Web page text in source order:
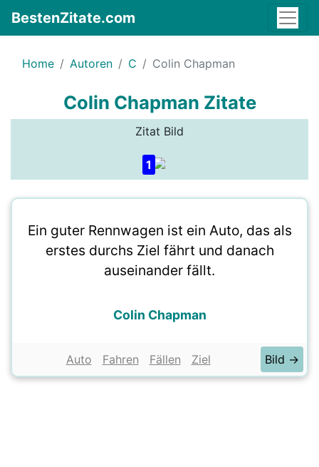
BestenZitate.com
Home Autoren C Colin Chapman
Colin Chapman Zitate
Zitat Bild
1
Ein guter Rennwagen ist ein Auto, das als
erstes durchs Ziel fährt und danach
auseinander fällt.
Colin Chapman
Auto Fahren Fällen Ziel Bild →